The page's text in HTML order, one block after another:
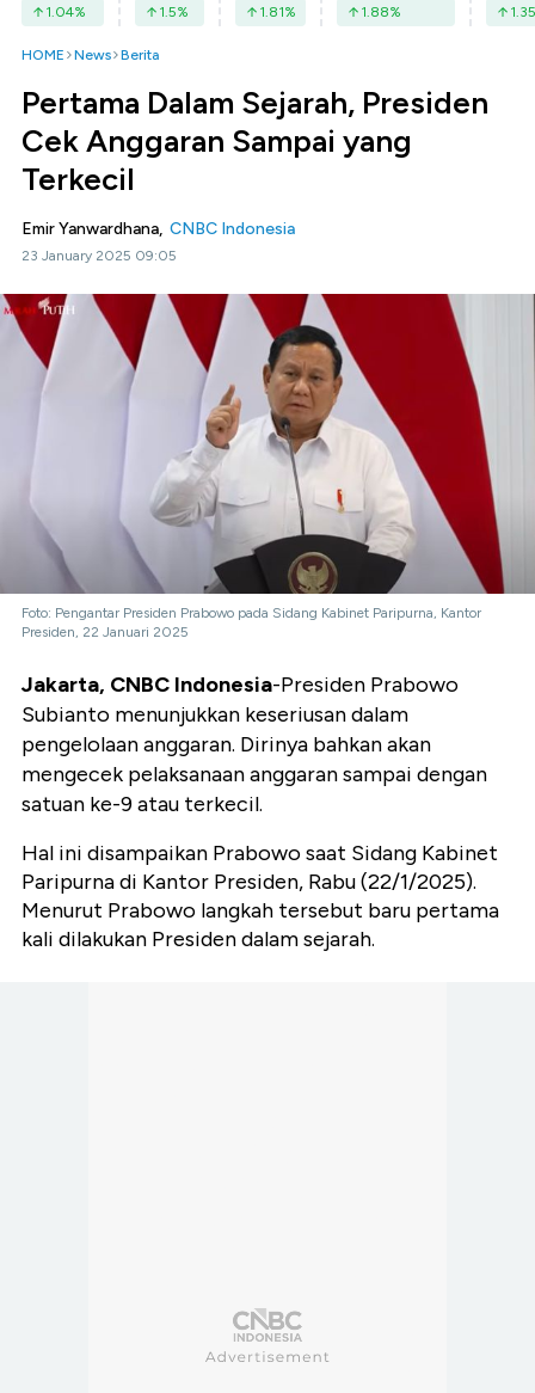
1.04% 1.5% 1.81% 1.88% 1.35
HOME News Berita
Pertama Dalam Sejarah, Presiden
Cek Anggaran Sampai yang
Terkecil
Emir Yanwardhana, CNBC Indonesia
23 January 2025 09:05
Foto: Pengantar Presiden Prabowo pada Sidang Kabinet Paripurna, Kantor
Presiden, 22 Januari 2025
Jakarta, CNBC Indonesia-Presiden Prabowo
Subianto menunjukkan keseriusan dalam
pengelolaan anggaran. Dirinya bahkan akan
mengecek pelaksanaan anggaran sampai dengan
satuan ke-9 atau terkecil.
Hal ini disampaikan Prabowo saat Sidang Kabinet
Paripurna di Kantor Presiden, Rabu (22/1/2025).
Menurut Prabowo langkah tersebut baru pertama
kali dilakukan Presiden dalam sejarah.